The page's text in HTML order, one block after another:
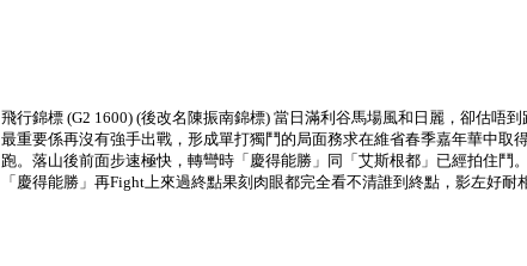
飛行錦標 (G2 1600) (後改名陳振南錦標) 當日滿利谷馬場風和日麗，卻估唔
最重要係再沒有強手出戰，形成單打獨鬥的局面務求在維省春季嘉年華中
跑。落山後前面步速極快，轉彎時「慶得能勝」同「艾斯根都」已經拍住
「慶得能勝」再Fight上來過終點果刻肉眼都完全看不清誰到終點，影左好耐